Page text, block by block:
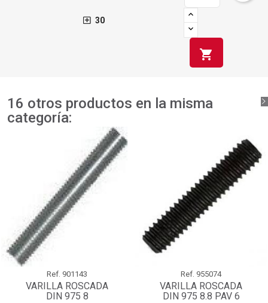
30
shopping_cart
16 otros productos en la misma
categoría:
Ref. 901143
VARILLA ROSCADA
DIN 975 8
Ref. 955074
VARILLA ROSCADA
DIN 975 8.8 PAV 6